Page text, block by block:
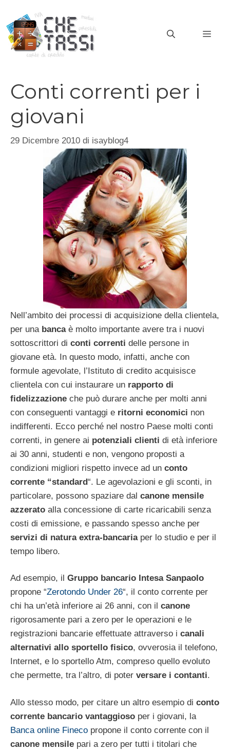
contenuto
Conti correnti per i
giovani
29 Dicembre 2010 di isayblog4
Nell’ambito dei processi di acquisizione della clientela,
per una bancaè molto importante avere tra i nuovi
sottoscrittori di conti correnti delle persone in
giovane età. In questo modo, infatti, anche con
formule agevolate, l’Istituto di credito acquisisce
clientela con cui instaurare un rapporto di
fidelizzazione che può durare anche per molti anni
con conseguenti vantaggi e ritorni economici non
indifferenti. Ecco perché nel nostro Paese molti conti
correnti, in genere ai potenziali clienti di età inferiore
ai 30 anni, studenti e non, vengono proposti a
condizioni migliori rispetto invece ad un conto
corrente “standard“. Le agevolazioni e gli sconti, in
particolare, possono spaziare dal canone mensile
azzerato alla concessione di carte ricaricabili senza
costi di emissione, e passando spesso anche per
servizi di natura extra-bancariaper lo studio e per il
tempo libero.
Ad esempio, il Gruppo bancario Intesa Sanpaolo
propone “Zerotondo Under 26“, il conto corrente per
chi ha un’età inferiore ai 26 anni, con il canone
rigorosamente pari a zero per le operazioni e le
registrazioni bancarie effettuate attraverso i canali
alternativi allo sportello fisico, ovverosia il telefono,
Internet, e lo sportello Atm, compreso quello evoluto
che permette, tra l’altro, di poter versare i contanti.
Allo stesso modo, per citare un altro esempio di conto
corrente bancario vantaggioso per i giovani, la
Banca online Fineco propone il conto corrente con il
canone mensile pari a zero per tutti i titolari che